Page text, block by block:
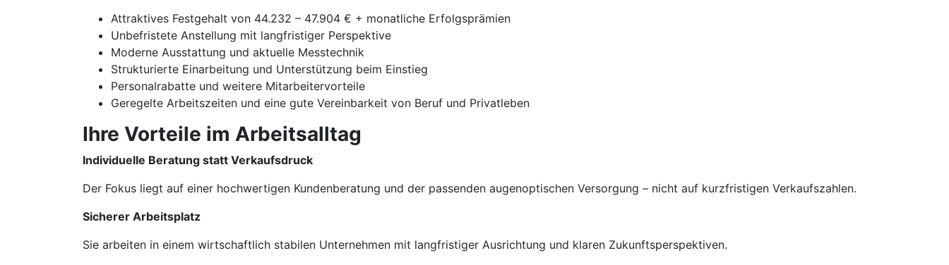
Attraktives Festgehalt von 44.232 – 47.904 € + monatliche Erfolgsprämien
Unbefristete Anstellung mit langfristiger Perspektive
Moderne Ausstattung und aktuelle Messtechnik
Strukturierte Einarbeitung und Unterstützung beim Einstieg
Personalrabatte und weitere Mitarbeitervorteile
Geregelte Arbeitszeiten und eine gute Vereinbarkeit von Beruf und Privatleben
Ihre Vorteile im Arbeitsalltag
Individuelle Beratung statt Verkaufsdruck
Der Fokus liegt auf einer hochwertigen Kundenberatung und der passenden augenoptischen Versorgung – nicht auf kurzfristigen Verkaufszahlen.
Sicherer Arbeitsplatz
Sie arbeiten in einem wirtschaftlich stabilen Unternehmen mit langfristiger Ausrichtung und klaren Zukunftsperspektiven.